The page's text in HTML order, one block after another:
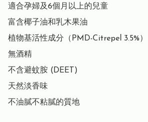
適合孕婦及6個月以上的兒童
富含椰子油和乳木果油
植物基活性成分（PMD-Citrepel 3.5%）
無酒精
不含避蚊胺 (DEET)
天然淡香味
不油膩不粘膩的質地